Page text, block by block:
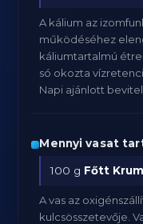
A kálium az
működéséhez
káliumtartalmú
só okozta
Napi ajánlott
Mennyi vasat
100 g Főtt
A vas az
kulcsösszetevője.